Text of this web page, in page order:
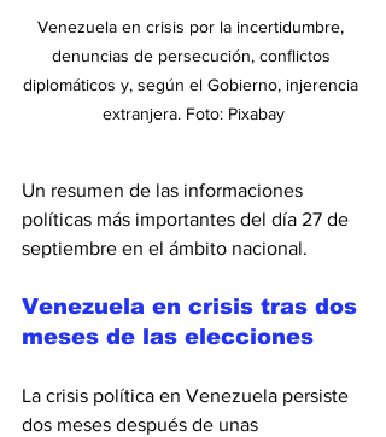
Venezuela en crisis por la incertidumbre,
denuncias de persecución, conflictos
diplomáticos y, según el Gobierno, injerencia
extranjera. Foto: Pixabay
Un resumen de las informaciones
políticas más importantes del día 27 de
septiembre en el ámbito nacional.
Venezuela en crisis tras dos
meses de las elecciones
La crisis política en Venezuela persiste
dos meses después de unas